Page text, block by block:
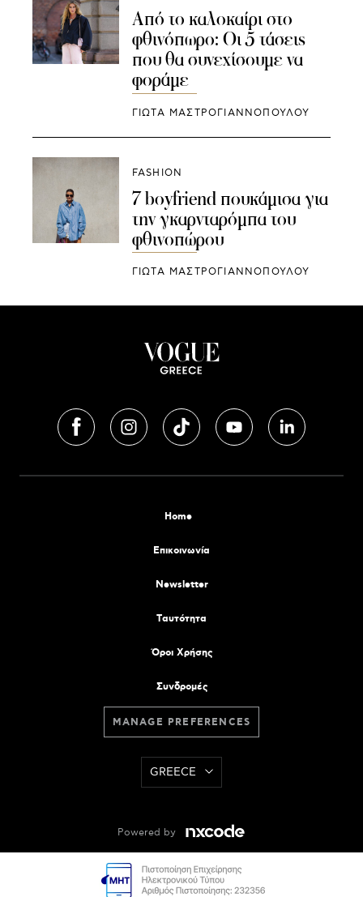
Από το καλοκαίρι στο
φθινόπωρο: Οι 5 τάσεις
που θα συνεχίσουμε να
φοράμε
ΓΙΩΤΑ ΜΑΣΤΡΟΓΙΑΝΝΟΠΟΥΛΟΥ
FASHION
7 boyfriend πουκάμισα για
την γκαρνταρόμπα του
φθινοπώρου
ΓΙΩΤΑ ΜΑΣΤΡΟΓΙΑΝΝΟΠΟΥΛΟΥ
Home
Επικοινωνία
Newsletter
Tαυτότητα
Όροι Χρήσης
Συνδρομές
MANAGE PREFERENCES
GREECE
Powered by